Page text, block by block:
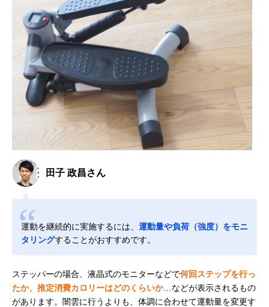
田子 政昌さん
運動を継続的に実施するには、 運動量や負荷（強度）をモニ
タリングすることがおすすめです。
ステッパーの場合、液晶式のモニターなどで何回ステップを行っ
たか、推定消費カロリーはどのくらいか…などが表示されるもの
があります。闇雲に行うよりも、体調に合わせて運動量を変更す